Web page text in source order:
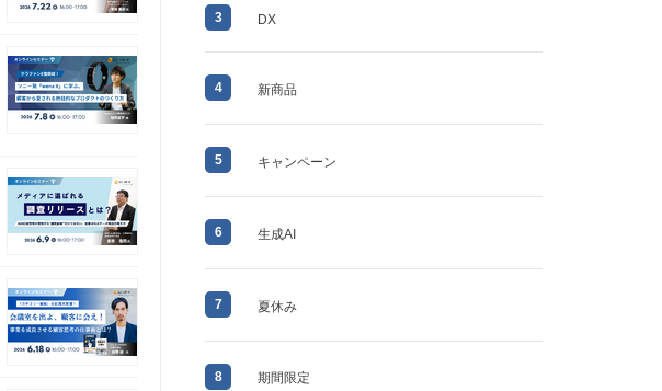
3 DX
4 新商品
5 キャンペーン
6 生成AI
7 夏休み
8 期間限定